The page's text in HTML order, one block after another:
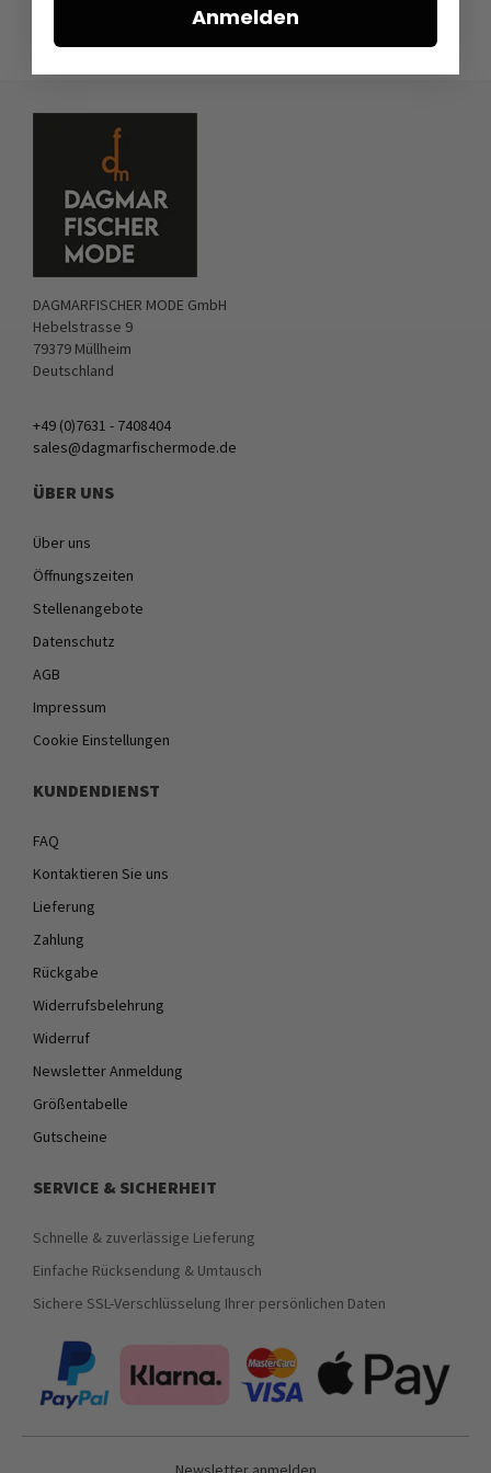
DAGMARFISCHER MODE GmbH
Hebelstrasse 9
79379 Müllheim
Deutschland
+49 (0)7631 - 7408404
sales@dagmarfischermode.de
ÜBER UNS
Über uns
Öffnungszeiten
Stellenangebote
Datenschutz
AGB
Impressum
Cookie Einstellungen
KUNDENDIENST
FAQ
Kontaktieren Sie uns
Lieferung
Zahlung
Rückgabe
Widerrufsbelehrung
Widerruf
Newsletter Anmeldung
Größentabelle
Gutscheine
SERVICE & SICHERHEIT
Schnelle & zuverlässige Lieferung
Einfache Rücksendung & Umtausch
Sichere SSL-Verschlüsselung Ihrer persönlichen Daten
Anmelden